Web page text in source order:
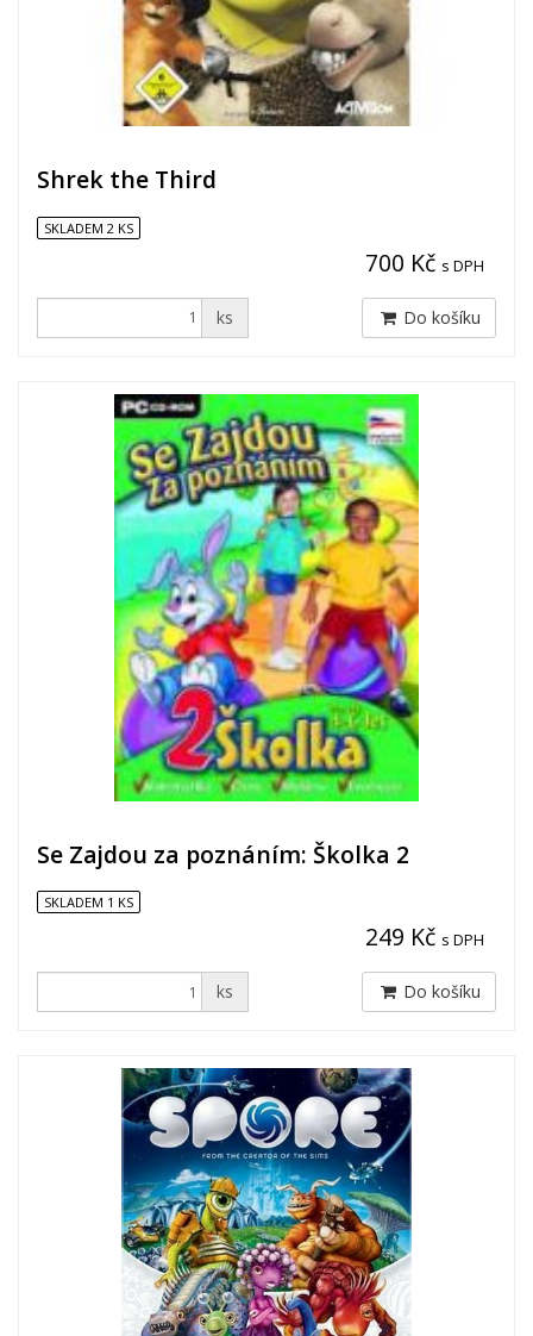
Shrek the Third
SKLADEM 2 KS
700 Kč s DPH
ks Do košíku
Se Zajdou za poznáním: Školka 2
SKLADEM 1 KS
249 Kč s DPH
ks Do košíku